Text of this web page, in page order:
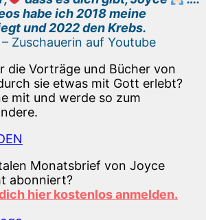
habe ich 2018 meine
und 2022 den Krebs.
Zuschauerin auf Youtube
die Vorträge und Bücher von
sie etwas mit Gott erlebt?
mit und werde so zum
Monatsbrief von Joyce
abonniert?
hier kostenlos anmelden.